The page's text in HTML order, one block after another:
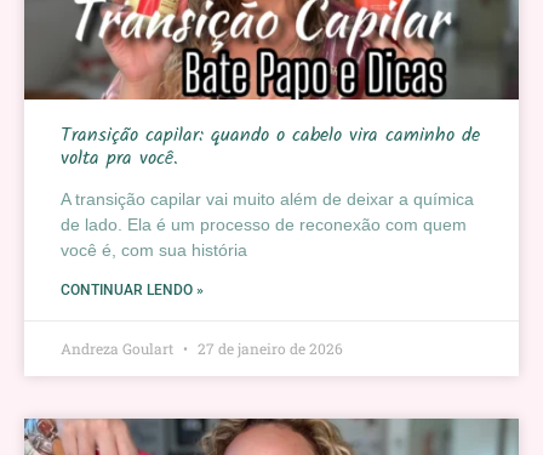
Transição capilar: quando o cabelo vira caminho de
volta pra você.
A transição capilar vai muito além de deixar a química
de lado. Ela é um processo de reconexão com quem
você é, com sua história
CONTINUAR LENDO »
Andreza Goulart 27 de janeiro de 2026